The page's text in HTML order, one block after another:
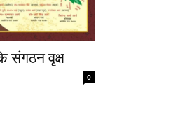
संगठन वृक्ष
0